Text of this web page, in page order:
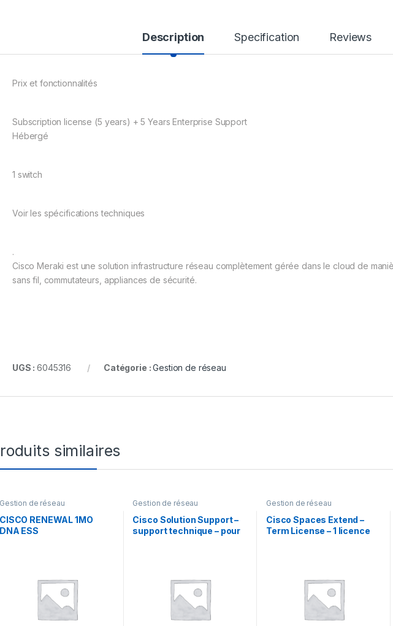
Description Specification Reviews
Prix et fonctionnalités
Subscription license (5 years) + 5 Years Enterprise Support
Hébergé
1 switch
Voir les spécifications techniques
.
Cisco Meraki est une solution infrastructure réseau complètement gérée dans le cloud de
sans fil, commutateurs, appliances de sécurité.
UGS :6045316 Catégorie :Gestion de réseau
similaires
Gestion de réseau
CISCO RENEWAL 1MO
DNA ESS
Gestion de réseau
Cisco Solution Support –
support technique – pour
Gestion de réseau
Cisco Spaces Extend –
Term License – 1 licence